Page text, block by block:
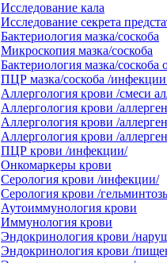
Исследование кала
Исследование секрета
Бактериология мазка/соскоба
Микроскопия мазка/соскоба
Бактериология мазка/соскоба
ПЦР мазка/соскоба /
Аллергология крови /смеси
Аллергология крови /
Аллергология крови /
Аллергология крови /
ПЦР крови /инфекции/
Онкомаркеры крови
Серология крови /инфекции/
Серология крови /
Аутоиммунология крови
Иммунология крови
Эндокринология крови /
Эндокринология крови /